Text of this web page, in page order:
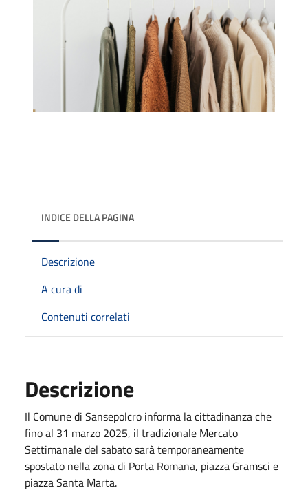
INDICE DELLA PAGINA
Descrizione
A cura di
Contenuti correlati
Descrizione
Il Comune di Sansepolcro informa la cittadinanza che
fino al 31 marzo 2025, il tradizionale Mercato
Settimanale del sabato sarà temporaneamente
spostato nella zona di Porta Romana, piazza Gramsci e
piazza Santa Marta.